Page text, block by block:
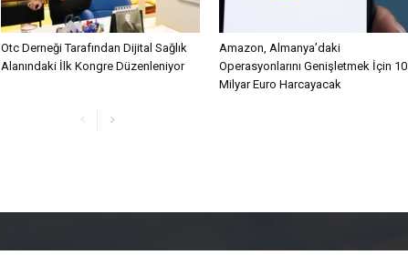
Otc Derneği Tarafından Dijital Sağlık
Alanındaki İlk Kongre Düzenleniyor
Amazon, Almanya’daki
Operasyonlarını Genişletmek İçin 10
Milyar Euro Harcayacak